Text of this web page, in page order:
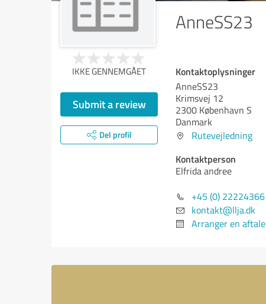
AnneSS23
IKKE GENNEMGÅET
Submit a review
Del profil
Kontaktoplysninger
AnneSS23
Krimsvej 12
2300 København S
Danmark
Rutevejledning
Kontaktperson
Elfrida andree
+45 (0) 22224366
kontakt@llja.dk
Arranger en aftale